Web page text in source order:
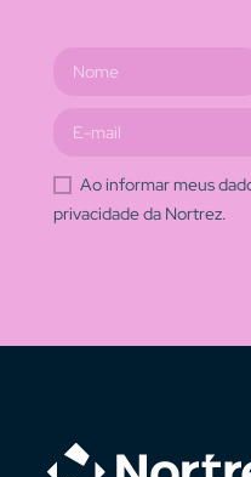
Ao informar meus
privacidade da Nortrez.